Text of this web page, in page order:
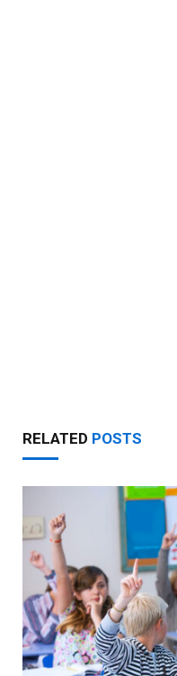
RELATED POSTS